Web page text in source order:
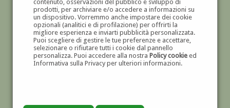
contenuto, osservazioni del pubblico e sviluppo di
prodotti, per archiviare e/o accedere a informazioni su
un dispositivo. Vorremmo anche impostare dei cookie
opzionali (analitici e di profilazione) per offrirti la
migliore esperienza e inviarti pubblicità personalizzata.
Puoi scegliere di gestire le tue preferenze e accettare,
selezionare o rifiutare tutti i cookie dal pannello
personalizza. Puoi accedere alla nostra Policy cookieed
Informativa sulla Privacy per ulteriori informazioni.
DIPINTI E SCULTURE '800 E '900